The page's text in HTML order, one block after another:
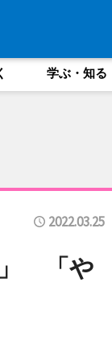
学ぶ・知る
2022.03.25
」 「や